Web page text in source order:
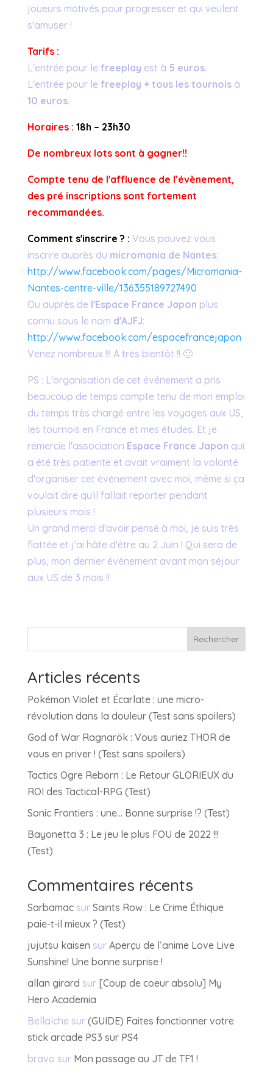
joueurs motivés pour progresser et qui veulent
s'amuser !
Tarifs :
L'entrée pour le freeplay est à 5 euros.
L'entrée pour le freeplay + tous les tournoisà
10 euros.
Horaires : 18h – 23h30
De nombreux lots sont à gagner!!
Compte tenu de l'affluence de l’évènement,
des pré inscriptions sont fortement
recommandées.
Comment s'inscrire ? : Vous pouvez vous
inscrire auprès du micromania de Nantes:
http://www.facebook.com/pages/Micromania-
Nantes-centre-ville/136355189727490
Ou auprès de l'Espace France Japon plus
connu sous le nom d'AJFJ:
http://www.facebook.com/espacefrancejapon
Venez nombreux !!! A très bientôt !! 🙂
PS : L'organisation de cet événement a pris
beaucoup de temps compte tenu de mon emploi
du temps très chargé entre les voyages aux US,
les tournois en France et mes études. Et je
remercie l'association Espace France Japon qui
a été très patiente et avait vraiment la volonté
d'organiser cet événement avec moi, même si ça
voulait dire qu'il fallait reporter pendant
plusieurs mois !
Un grand merci d'avoir pensé à moi, je suis très
flattée et j'ai hâte d'être au 2 Juin ! Qui sera de
plus, mon dernier événement avant mon séjour
aux US de 3 mois !!
Rechercher
Articles récents
Pokémon Violet et Écarlate : une micro-
révolution dans la douleur (Test sans spoilers)
God of War Ragnarök : Vous auriez THOR de
vous en priver ! (Test sans spoilers)
Tactics Ogre Reborn : Le Retour GLORIEUX du
ROI des Tactical-RPG (Test)
Sonic Frontiers : une… Bonne surprise !? (Test)
Bayonetta 3 : Le jeu le plus FOU de 2022 !!!
(Test)
Commentaires récents
Sarbamacsur Saints Row : Le Crime Éthique
paie-t-il mieux ? (Test)
jujutsu kaisen sur Aperçu de l’anime Love Live
Sunshine! Une bonne surprise !
allan girard sur [Coup de coeur absolu] My
Hero Academia
Bellaïche sur (GUIDE) Faites fonctionner votre
stick arcade PS3 sur PS4
bravo sur Mon passage au JT de TF1 !